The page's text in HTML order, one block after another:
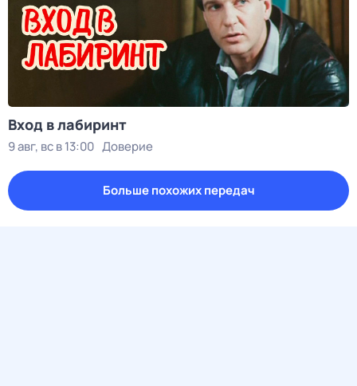
Вход в лабиринт
9 авг, вс в 13:00 Доверие
Больше похожих передач